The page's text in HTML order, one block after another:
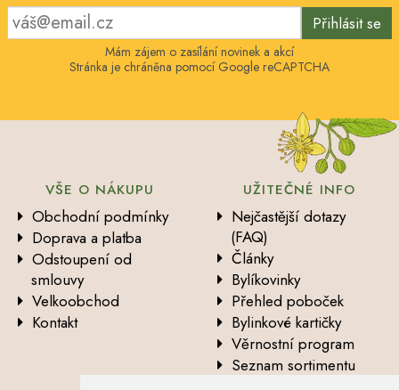
Přihlásit se
Mám zájem o zasílání novinek a akcí
Stránka je chráněna pomocí Google reCAPTCHA
VŠE O NÁKUPU
Obchodní podmínky
Doprava a platba
Odstoupení od
smlouvy
Velkoobchod
Kontakt
UŽITEČNÉ INFO
Nejčastější dotazy
(FAQ)
Články
Bylíkovinky
Přehled poboček
Bylinkové kartičky
Věrnostní program
Seznam sortimentu